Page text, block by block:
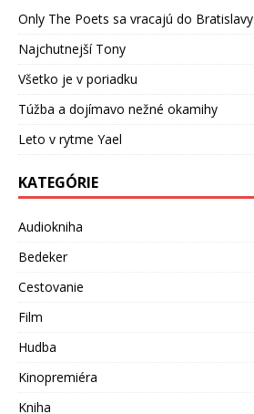
Only The Poets sa vracajú do Bratislavy
Najchutnejší Tony
Všetko je v poriadku
Túžba a dojímavo nežné okamihy
Leto v rytme Yael
KATEGÓRIE
Audiokniha
Bedeker
Cestovanie
Film
Hudba
Kinopremiéra
Kniha